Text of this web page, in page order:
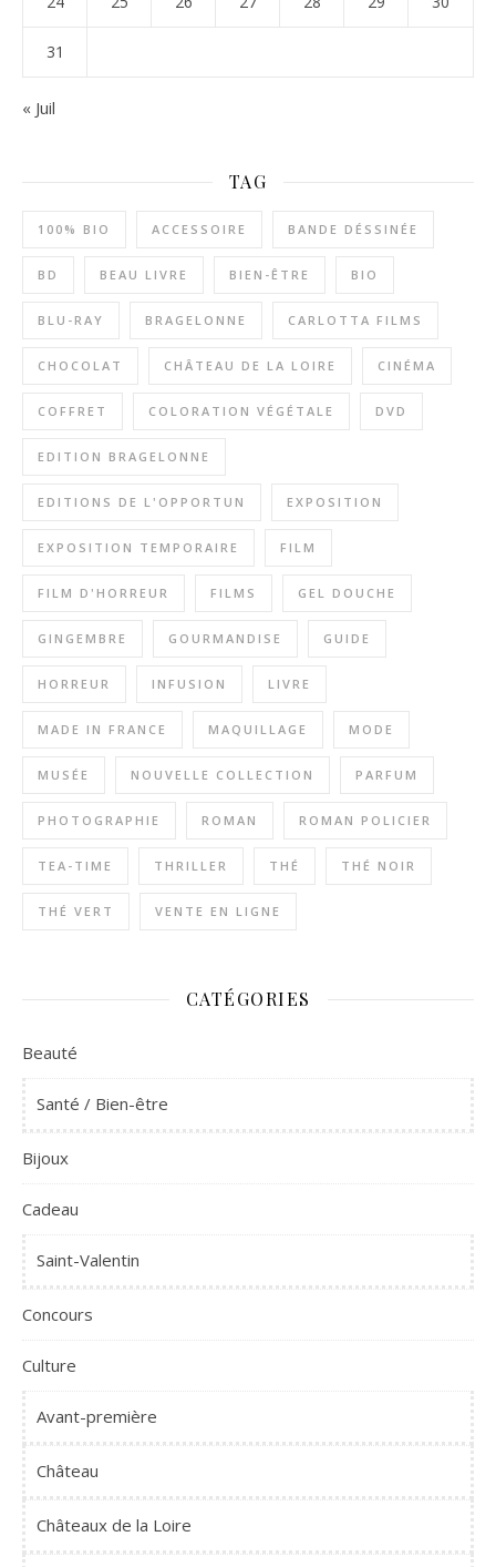
31
« Juil
TAG
100% BIO ACCESSOIRE BANDE DÉSSINÉE
BD BEAU LIVRE BIEN-ÊTRE BIO
BLU-RAY BRAGELONNE CARLOTTA FILMS
CHOCOLAT CHÂTEAU DE LA LOIRE CINÉMA
COFFRET COLORATION VÉGÉTALE DVD
EDITION BRAGELONNE
EDITIONS DE L'OPPORTUN EXPOSITION
EXPOSITION TEMPORAIRE FILM
FILM D'HORREUR FILMS GEL DOUCHE
GINGEMBRE GOURMANDISE GUIDE
HORREUR INFUSION LIVRE
MADE IN FRANCE MAQUILLAGE MODE
MUSÉE NOUVELLE COLLECTION PARFUM
PHOTOGRAPHIE ROMAN ROMAN POLICIER
TEA-TIME THRILLER THÉ THÉ NOIR
THÉ VERT VENTE EN LIGNE
CATÉGORIES
Beauté
Santé / Bien-être
Bijoux
Cadeau
Saint-Valentin
Concours
Culture
Avant-première
Château
Châteaux de la Loire